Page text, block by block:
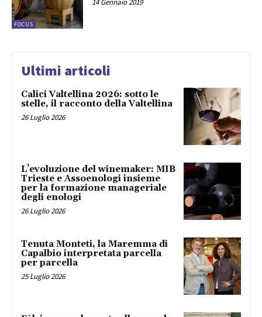
FOCUS
14 Gennaio 2019
Ultimi articoli
Calici Valtellina 2026: sotto le
stelle, il racconto della Valtellina
26 Luglio 2026
L’evoluzione del winemaker: MIB
Trieste e Assoenologi insieme
per la formazione manageriale
degli enologi
26 Luglio 2026
Tenuta Monteti, la Maremma di
Capalbio interpretata parcella
per parcella
25 Luglio 2026